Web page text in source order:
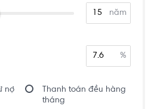
năm
%
nợ
Thanh toán đều hàng
tháng